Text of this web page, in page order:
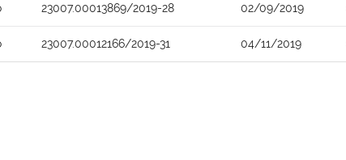
23007.00013869/2019-28 02/09/2019
23007.00012166/2019-31 04/11/2019